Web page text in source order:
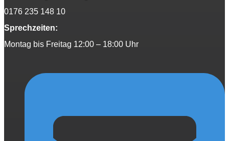
0176 235 148 10
Sprechzeiten:
Montag bis Freitag 12:00 – 18:00 Uhr